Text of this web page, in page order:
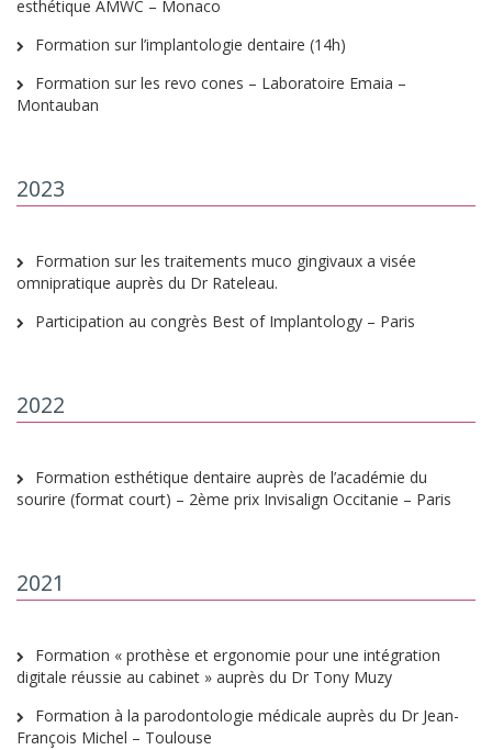
esthétique AMWC – Monaco
Formation sur l’implantologie dentaire (14h)
Formation sur les revo cones – Laboratoire Emaia –
Montauban
2023
Formation sur les traitements muco gingivaux a visée
omnipratique auprès du Dr Rateleau.
Participation au congrès Best of Implantology – Paris
2022
Formation esthétique dentaire auprès de l’académie du
sourire (format court) – 2ème prix Invisalign Occitanie – Paris
2021
Formation « prothèse et ergonomie pour une intégration
digitale réussie au cabinet » auprès du Dr Tony Muzy
Formation à la parodontologie médicale auprès du Dr Jean-
François Michel – Toulouse